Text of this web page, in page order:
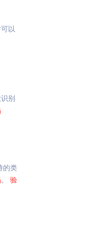
以
别
的类
。 验